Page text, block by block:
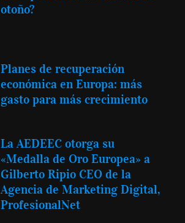
otoño?
Planes de recuperación
económica en Europa: más
gasto para más crecimiento
La AEDEEC otorga su
«Medalla de Oro Europea» a
Gilberto Ripio CEO de la
Agencia de Marketing Digital,
ProfesionalNet